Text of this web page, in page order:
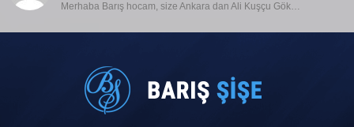
Merhaba Barış hocam, size Ankara dan Ali Kuşçu Gök…